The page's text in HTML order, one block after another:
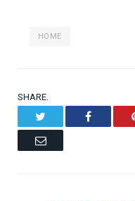
HOME
SHARE.
Facebook
Email